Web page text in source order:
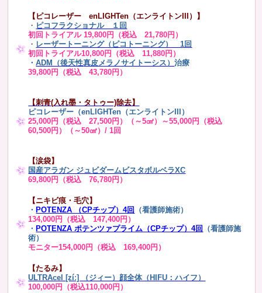
【ピコレーザー enLIGHTen（エンライトンIII）】
・ ピコフラクショナル １回
初回トライアル 19,800円（税込 21,780円）
・ レーザートーニング（ピコトーニング） 1回
初回トライアル10,800円（税込 11,880円）
・ADM（後天性真皮メラノサイトーシス）治療
39,800円（税込 43,780円）
【刺青(入れ墨・タトゥー)除去】
ピコレーザー（enLIGHTen（エンライトンIII）
25,000円（税込 27,500円）（～5㎠）～55,000円（税込
60,500円）（～50㎠）/ 1回
【涙袋】
国産アラガン ジュビダームビスタボルベラXC
69,800円（税込 76,780円）
【ニキビ痕・毛穴】
・ POTENZA （CPチップ）4回
（看護師施術）
134,000円（税込 147,400円）
・ POTENZA ポテンツァプライム（CPチップ）4回
（看護師施
術）
モニター154,000円（税込 169,400円）
【たるみ】
ULTRAcel [zíː] （ジィー）顔全体（HIFU：ハイフ）
100,000円（税込110,000円）